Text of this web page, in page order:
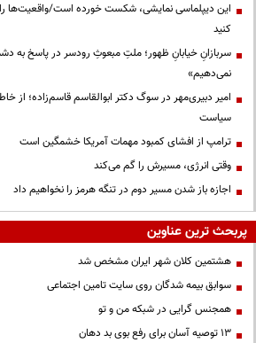
این دیپلماسی نمایشی، شکست خورده است/واقعیت‌ها را
کنید
سربازانِ خیابانِ ظهور؛ ملتِ مبعوثِ رودسر در پاسخ به
نمی‌دهیم»
امیر دبیری‌مهر در سوگ دکتر ابوالقاسم قاسم‌زاده؛ از
سیاست
ترامپ از افشای کمبود مهمات آمریکا خشمگین است
وقتی انرژی، مسیرش را گم می‌کند
اجازه باز شدن مسیر دوم در تنگه هرمز را نخواهیم داد
پربحث ترین عناوین
هشتمین کلان شهر ایران مشخص شد
سوابق بیمه شدگان روی سایت تامین اجتماعی
همجنس گرایی در شبکه من و تو
13 توصیه آسان برای رفع بوی بد دهان